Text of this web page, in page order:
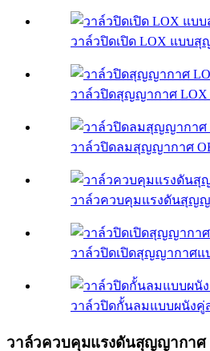
วาล์วปิดเปิด LOX แบบ
วาล์วปิดสุญญากาศ LOX
วาล์วปิดลมสุญญากาศ
วาล์วควบคุมแรงดันสุญญ
วาล์วปิดเปิดสุญญากาศแ
วาล์วปิดกั้นลมแบบผนัง
วาล์วควบคุมแรงดันสุญญากาศ